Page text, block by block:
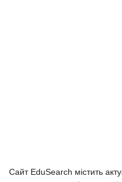
Сайт EduSearch містить